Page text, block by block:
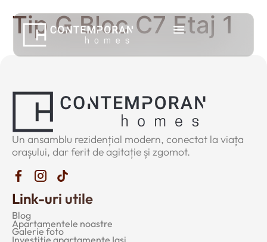
Tip G Bloc C7 Etaj 1
Un ansamblu rezidențial modern, conectat la viața
orașului, dar ferit de agitație și zgomot.
Link-uri utile
Blog
Apartamentele noastre
Galerie foto